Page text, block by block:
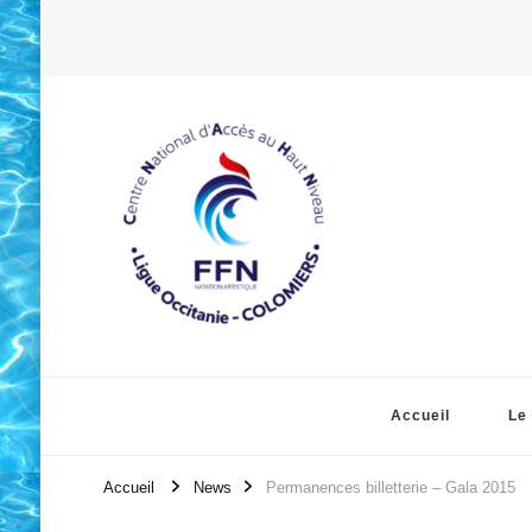
Accueil Le
Accueil News Permanences billetterie – Gala 2015